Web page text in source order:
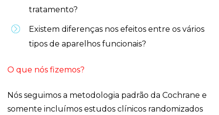
tratamento?
Existem diferenças nos efeitos entre os vários
tipos de aparelhos funcionais?
O que nós fizemos?
Nós seguimos a metodologia padrão da Cochrane e
somente incluímos estudos clínicos randomizados